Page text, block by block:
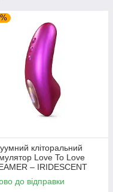
кліторальний
Love To Love
– IRIDESCENT
пестощі язичком,
до відправки